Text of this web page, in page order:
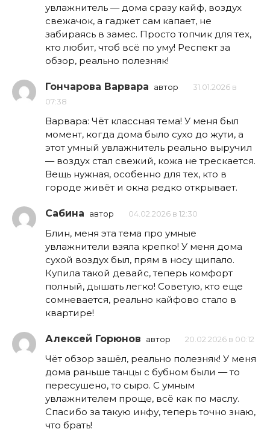
увлажнитель — дома сразу кайф, воздух
свежачок, а гаджет сам капает, не
забираясь в замес. Просто топчик для тех,
кто любит, чтоб всё по уму! Респект за
обзор, реально полезняк!
Гончарова Варвара автор
31.01.2026 в
07:38
Варвара: Чёт классная тема! У меня был
момент, когда дома было сухо до жути, а
этот умный увлажнитель реально выручил
— воздух стал свежий, кожа не трескается.
Вещь нужная, особенно для тех, кто в
городе живёт и окна редко открывает.
Сабина автор 04.02.2026 в 12:30
Блин, меня эта тема про умные
увлажнители взяла крепко! У меня дома
сухой воздух был, прям в носу щипало.
Купила такой девайс, теперь комфорт
полный, дышать легко! Советую, кто еще
сомневается, реально кайфово стало в
квартире!
Алексей Горюнов автор 20.02.2026 в 00:12
Чёт обзор зашёл, реально полезняк! У меня
дома раньше танцы с бубном были — то
пересушено, то сыро. С умным
увлажнителем проще, всё как по маслу.
Спасибо за такую инфу, теперь точно знаю,
что брать!